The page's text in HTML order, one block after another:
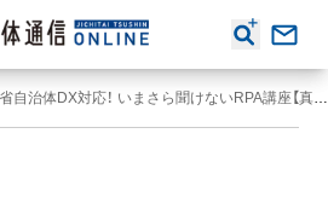
総務省自治体DX対応！ いまさら聞けないRPA講座【真岡市職員が生の声をお届け】